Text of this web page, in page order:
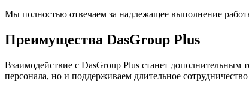
Мы полностью отвечаем за надлежащее выполнение
Преимущества DasGroup Plus
Взаимодействие с DasGroup Plus станет дополнительным
персонала, но и поддерживаем длительное